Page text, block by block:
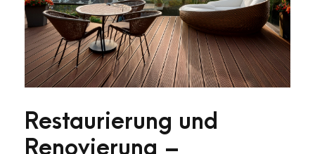
Restaurierung und
Renovierung –